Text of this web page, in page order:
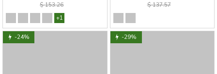
$ 153.26
+1
$ 137.57
-24% -29%